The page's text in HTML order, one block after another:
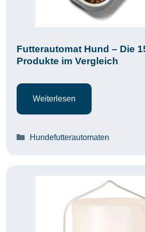
Futterautomat Hund – Die
Produkte im Vergleich
Weiterlesen
Kategorien
Hundefutterautomaten